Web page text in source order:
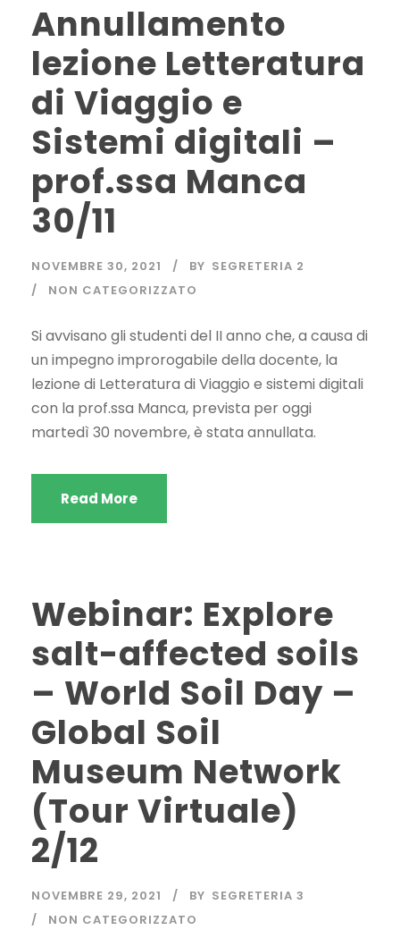
Annullamento
lezione Letteratura
di Viaggio e
Sistemi digitali –
prof.ssa Manca
30/11
NOVEMBRE 30, 2021 BY SEGRETERIA 2
NON CATEGORIZZATO
Si avvisano gli studenti del II anno che, a causa di
un impegno improrogabile della docente, la
lezione di Letteratura di Viaggio e sistemi digitali
con la prof.ssa Manca, prevista per oggi
martedì 30 novembre, è stata annullata.
Read More
Webinar: Explore
salt-affected soils
– World Soil Day –
Global Soil
Museum Network
(Tour Virtuale)
2/12
NOVEMBRE 29, 2021 BY SEGRETERIA 3
NON CATEGORIZZATO